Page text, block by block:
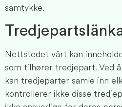
samtykke.
Nettstedet vårt kan
som tilhører tredjepart. Ved
kan tredjeparter samle inn
kontrollerer ikke disse